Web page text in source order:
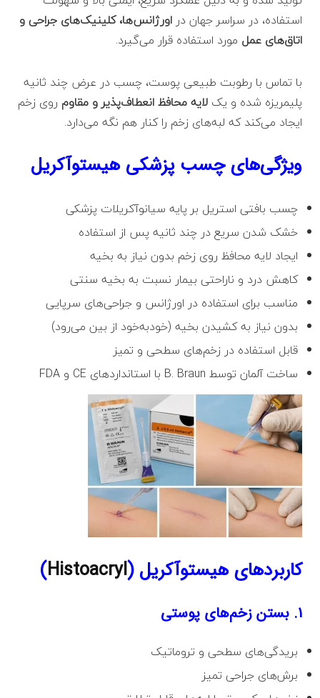
استفاده، در سراسر جهان در اورژانس‌ها، کلینیک‌های جراحی و
اتاق‌های عمل مورد استفاده قرار می‌گیرد.
با تماس با رطوبت طبیعی پوست، چسب در عرض چند ثانیه
پلیمریزه شده و یک لایه محافظ انعطاف‌پذیر و مقاوم روی زخم
ایجاد می‌کند که لبه‌های زخم را کنار هم نگه می‌دارد.
ویژگی‌های چسب پزشکی هیستوآکریل
چسب بافتی استریل بر پایه سیانوآکریلات پزشکی
خشک شدن سریع در چند ثانیه پس از استفاده
ایجاد لایه محافظ روی زخم بدون نیاز به بخیه
کاهش درد و ناراحتی بیمار نسبت به بخیه سنتی
مناسب برای استفاده در اورژانس و جراحی‌های سرپایی
بدون نیاز به کشیدن بخیه (خودبه‌خود از بین می‌رود)
قابل استفاده در زخم‌های سطحی و تمیز
ساخت آلمان توسط B. Braun با استانداردهای CE و FDA
کاربردهای هیستوآکریل (Histoacryl
)
1. بستن زخم‌های پوستی
بریدگی‌های سطحی و تروماتیک
برش‌های جراحی تمیز